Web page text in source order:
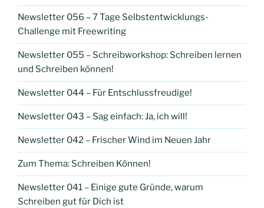
Newsletter 056 – 7 Tage Selbstentwicklungs-
Challenge mit Freewriting
Newsletter 055 – Schreibworkshop: Schreiben lernen
und Schreiben können!
Newsletter 044 – Für Entschlussfreudige!
Newsletter 043 – Sag einfach: Ja, ich will!
Newsletter 042 – Frischer Wind im Neuen Jahr
Zum Thema: Schreiben Können!
Newsletter 041 – Einige gute Gründe, warum
Schreiben gut für Dich ist